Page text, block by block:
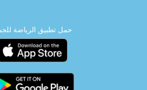
حمل تطبيق الرياضة